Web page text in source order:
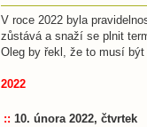
V roce 2022 byla
zůstává a snaží se plnit
Oleg by řekl, že to musí
2022
:: 10. února 2022, čtvrtek